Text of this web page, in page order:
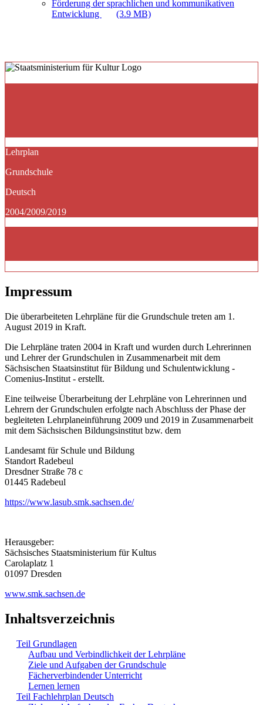
Förderung der sprachlichen und kommunikativen
Entwicklung
(3.9 MB)
Lehrplan
Grundschule
Deutsch
2004/2009/2019
Impressum
Die überarbeiteten Lehrpläne für die Grundschule treten am 1.
August 2019 in Kraft.
Die Lehrpläne traten 2004 in Kraft und wurden durch Lehrerinnen
und Lehrer der Grundschulen in Zusammenarbeit mit dem
Sächsischen Staatsinstitut für Bildung und Schulentwicklung -
Comenius-Institut - erstellt.
Eine teilweise Überarbeitung der Lehrpläne von Lehrerinnen und
Lehrern der Grundschulen erfolgte nach Abschluss der Phase der
begleiteten Lehrplaneinführung 2009 und 2019 in Zusammenarbeit
mit dem Sächsischen Bildungsinstitut bzw. dem
Landesamt für Schule und Bildung
Standort Radebeul
Dresdner Straße 78 c
01445 Radebeul
https://www.lasub.smk.sachsen.de/
Herausgeber:
Sächsisches Staatsministerium für Kultus
Carolaplatz 1
01097 Dresden
www.smk.sachsen.de
Inhaltsverzeichnis
Teil Grundlagen
Aufbau und Verbindlichkeit der Lehrpläne
Ziele und Aufgaben der Grundschule
Fächerverbindender Unterricht
Lernen lernen
Teil Fachlehrplan Deutsch